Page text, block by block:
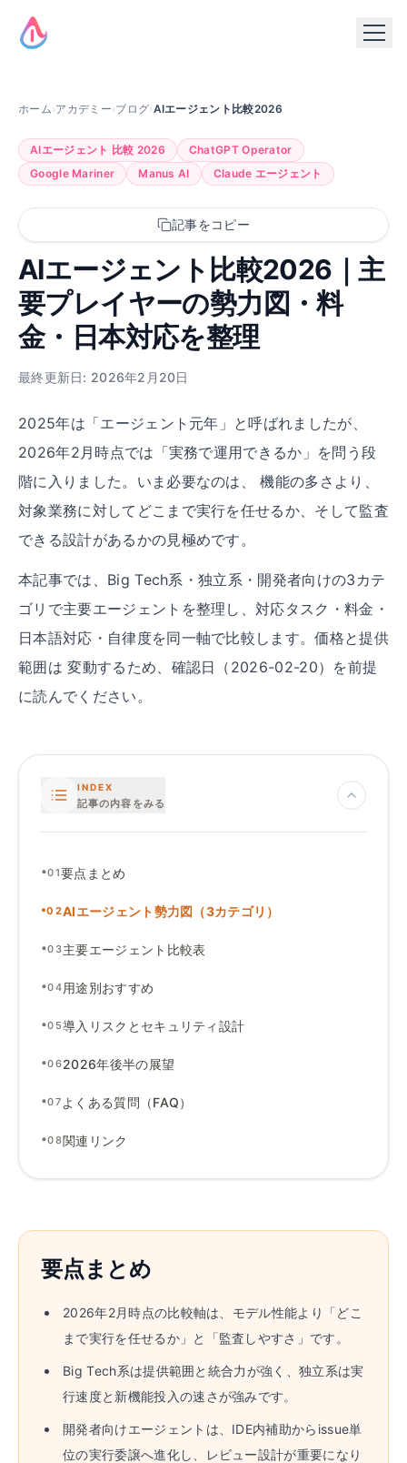
ホーム›アカデミー›ブログ›AIエージェント比較2026
AIエージェント 比較 2026
ChatGPT Operator
Google Mariner
Manus AI Claude エージェント
記事をコピー
AIエージェント比較2026｜主
要プレイヤーの勢力図・料
金・日本対応を整理
最終更新日: 2026年2月20日
2025年は「エージェント元年」と呼ばれましたが、
2026年2月時点では「実務で運用できるか」を問う段
階に入りました。いま必要なのは、 機能の多さより、
対象業務に対してどこまで実行を任せるか、そして監査
できる設計があるかの見極めです。
本記事では、Big Tech系・独立系・開発者向けの3カテ
ゴリで主要エージェントを整理し、対応タスク・料金・
日本語対応・自律度を同一軸で比較します。価格と提供
範囲は 変動するため、確認日（ 2026-02-20）を前提
に読んでください。
INDEX
記事の内容をみる
•01要点まとめ
•02AIエージェント勢力図（3カテゴリ）
•03主要エージェント比較表
•04 用途別おすすめ
•05導入リスクとセキュリティ設計
•062026年後半の展望
•07 よくある質問（FAQ）
•08関連リンク
要点まとめ
2026年2月時点の比較軸は、モデル性能より「どこ
まで実行を任せるか」と「監査しやすさ」です。
Big Tech系は提供範囲と統合力が強く、独立系は実
行速度と新機能投入の速さが強みです。
開発者向けエージェントは、IDE内補助からissue単
位の実行委譲へ進化し、レビュー設計が重要になり